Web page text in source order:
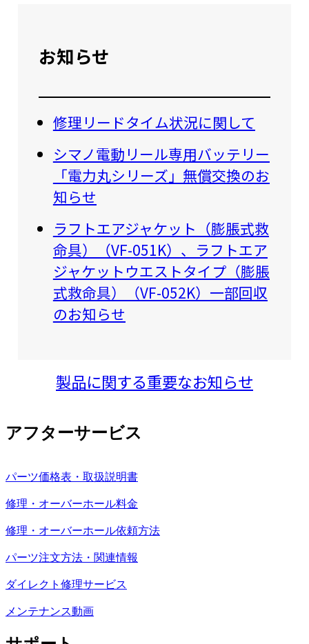
お知らせ
修理リードタイム状況に関して
シマノ電動リール専用バッテリー
「電力丸シリーズ」無償交換のお
知らせ
ラフトエアジャケット（膨脹式救
命具）（VF-051K）、ラフトエア
ジャケットウエストタイプ（膨脹
式救命具）（VF-052K）一部回収
のお知らせ
製品に関する重要なお知らせ
アフターサービス
パーツ価格表・取扱説明書
修理・オーバーホール料金
修理・オーバーホール依頼方法
パーツ注文方法・関連情報
ダイレクト修理サービス
メンテナンス動画